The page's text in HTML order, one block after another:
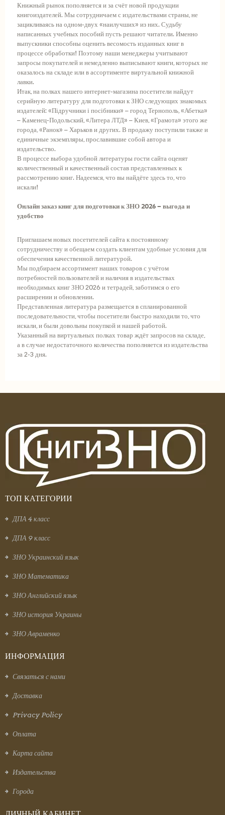
Книжный рынок пополняется и за счёт новой продукции
книгоиздателей. Мы сотрудничаем с издательствами страны, не
зацикливаясь на одном-двух «наилучших» из них. Судьбу
написанных учебных пособий пусть решают читатели. Именно
выпускники способны оценить весомость изданных книг в
процессе обработки! Поэтому наши менеджеры учитывают
запросы покупателей и немедленно выписывают книги, которых не
оказалось на складе или в ассортименте виртуальной книжной
лавки.
Итак, на полках нашего интернет-магазина посетители найдут
серийную литературу для подготовки к ЗНО следующих знакомых
издателей: «Підручники і посібники» – город Тернополь, «Абетка»
– Каменец-Подольский, «Литера ЛТД» – Киев, «Грамота» этого же
города, «Ранок» – Харьков и других. В продажу поступили также и
единичные экземпляры, прославившие собой автора и
издательство.
В процессе выбора удобной литературы гости сайта оценят
количественный и качественный состав представленных к
рассмотрению книг. Надеемся, что вы найдёте здесь то, что
искали!
Онлайн заказ книг для подготовки к ЗНО 2026 – выгода и
удобство
Приглашаем новых посетителей сайта к постоянному
сотрудничеству и обещаем создать клиентам удобные условия для
обеспечения качественной литературой.
Мы подбираем ассортимент наших товаров с учётом
потребностей пользователей и наличия в издательствах
необходимых книг ЗНО 2026 и тетрадей, заботимся о его
расширении и обновлении.
Представленная литература размещается в спланированной
последовательности, чтобы посетители быстро находили то, что
искали, и были довольны покупкой и нашей работой.
Указанный на виртуальных полках товар ждёт запросов на складе,
а в случае недостаточного количества пополняется из издательства
за 2-3 дня.
ТОП КАТЕГОРИИ
ДПА 4 класс
ДПА 9 класс
ЗНО Украинский язык
ЗНО Математика
ЗНО Английский язык
ЗНО история Украины
ЗНО Авраменко
ИНФОРМАЦИЯ
Связаться с нами
Доставка
Privacy Policy
Оплата
Карта сайта
Издательства
Города